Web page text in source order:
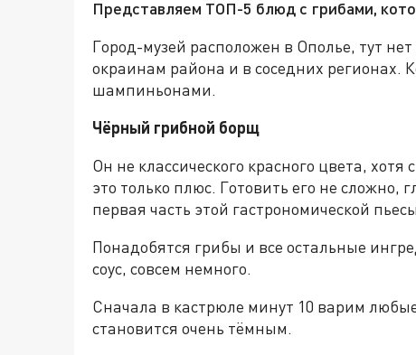
Представляем ТОП-5 блюд с грибами,
Город-музей расположен в Ополье, тут
окраинам района и в соседних регионах.
шампиньонами.
Чёрный грибной борщ
Он не классического красного цвета,
это только плюс. Готовить его не сложно,
первая часть этой гастрономической
Понадобятся грибы и все остальные
соус, совсем немного.
Сначала в кастрюле минут 10 варим
становится очень тёмным.